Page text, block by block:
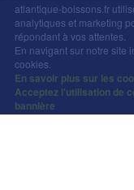
atlantique-boissons.fr
analytiques et marketing
répondant à vos attentes.
En navigant sur notre site
cookies.
En savoir plus sur les
Acceptez l'utilisation de
bannière
Mentions légales-
Copyright ©
L'abus d'alcool est
consommer avec